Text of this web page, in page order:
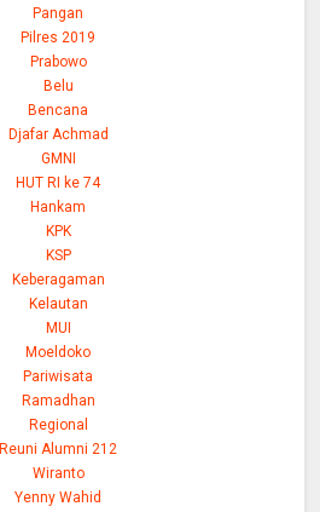
Pangan
Pilres 2019
Prabowo
Belu
Bencana
Djafar Achmad
GMNI
HUT RI ke 74
Hankam
KPK
KSP
Keberagaman
Kelautan
MUI
Moeldoko
Pariwisata
Ramadhan
Regional
Reuni Alumni 212
Wiranto
Yenny Wahid